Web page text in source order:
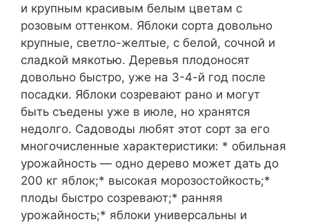
и крупным красивым белым цветам с
розовым оттенком. Яблоки сорта довольно
крупные, светло-желтые, с белой, сочной и
сладкой мякотью. Деревья плодоносят
довольно быстро, уже на 3-4-й год после
посадки. Яблоки созревают рано и могут
быть съедены уже в июле, но хранятся
недолго. Садоводы любят этот сорт за его
многочисленные характеристики: * обильная
урожайность — одно дерево может дать до
200 кг яблок;* высокая морозостойкость;*
плоды быстро созревают;* ранняя
урожайность;* яблоки универсальны и